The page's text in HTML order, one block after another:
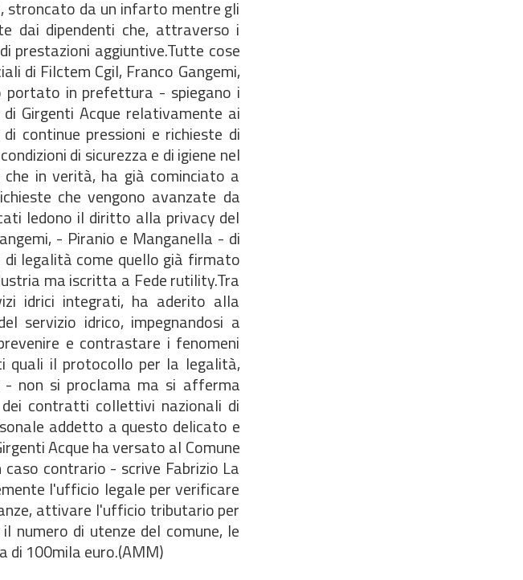
stroncato da un infarto mentre gli
dai dipendenti che, attraverso i
prestazioni aggiuntive.Tutte cose
di Filctem Cgil, Franco Gangemi,
portato in prefettura - spiegano i
Girgenti Acque relativamente ai
continue pressioni e richieste di
di sicurezza e di igiene nel
in verità, ha già cominciato a
che vengono avanzate da
ledono il diritto alla privacy del
- Piranio e Manganella - di
legalità come quello già firmato
ma iscritta a Fede rutility.Tra
idrici integrati, ha aderito alla
servizio idrico, impegnandosi a
e contrastare i fenomeni
quali il protocollo per la legalità,
- non si proclama ma si afferma
contratti collettivi nazionali di
addetto a questo delicato e
Acque ha versato al Comune
contrario - scrive Fabrizio La
l'ufficio legale per verificare
attivare l'ufficio tributario per
numero di utenze del comune, le
di 100mila euro.(AMM)